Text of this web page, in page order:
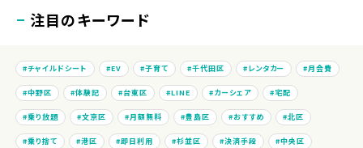
注目のキーワード
チャイルドシート EV 子育て 千代田区 レンタカー 月会費
中野区 体験記 台東区 LINE カーシェア 宅配
乗り放題 文京区 月額無料 豊島区 おすすめ 北区
乗り捨て 港区 即日利用 杉並区 決済手段 中央区